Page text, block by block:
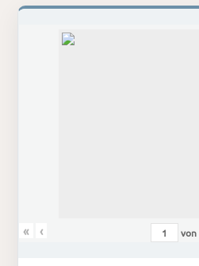
« ‹ von